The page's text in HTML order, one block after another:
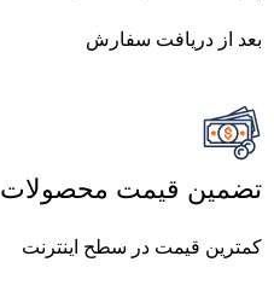
بعد از دریافت سفارش
تضمین قیمت محصولات
کمترین قیمت در سطح اینترنت